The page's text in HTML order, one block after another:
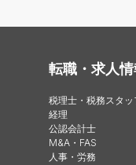
転職・求人
税理士・税務スタッ
経理
公認会計士
M&A・FAS
人事・労務